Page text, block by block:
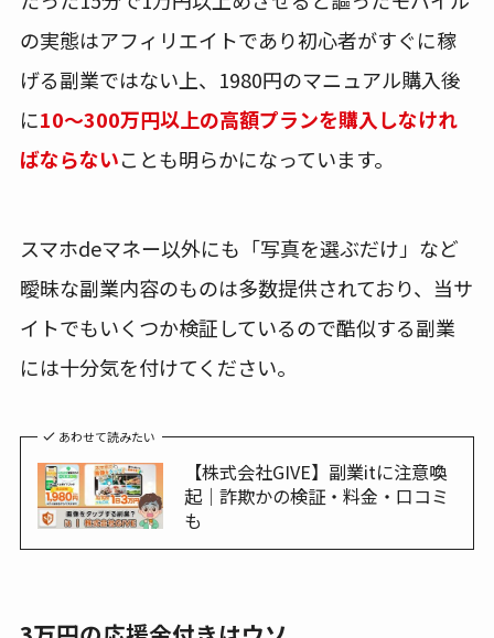
の実態はアフィリエイトであり初心者がすぐに稼
げる副業ではない上、1980円のマニュアル購入後
に10～300万円以上の高額プランを購入しなけれ
ばならないことも明らかになっています。
スマホdeマネー以外にも「写真を選ぶだけ」など
曖昧な副業内容のものは多数提供されており、当サ
イトでもいくつか検証しているので酷似する副業
には十分気を付けてください。
あわせて読みたい
【株式会社GIVE】副業itに注意喚
起｜詐欺かの検証・料金・口コミ
も